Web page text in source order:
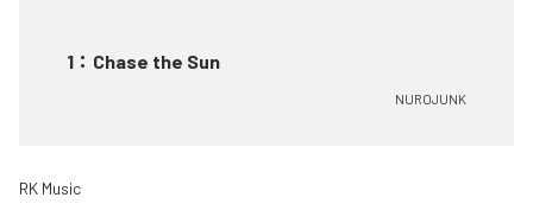
1 ： Chase the Sun
NUROJUNK
RK Music